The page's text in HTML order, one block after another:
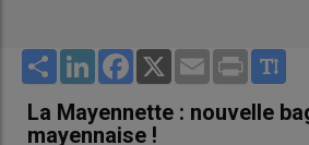
Share LinkedInFacebook
X Email Print
La Mayennette : nouvelle
mayennaise !